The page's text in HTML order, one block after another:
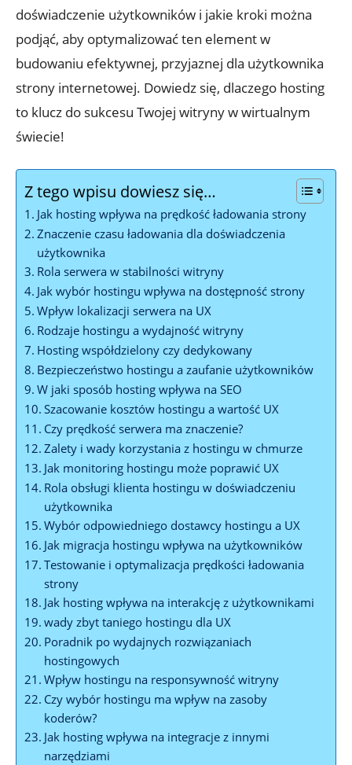
doświadczenie użytkowników i jakie kroki można
podjąć, aby optymalizować ten element w
budowaniu efektywnej, przyjaznej dla użytkownika
strony internetowej. Dowiedz się, dlaczego hosting
to klucz do sukcesu Twojej witryny w wirtualnym
świecie!
Z tego wpisu dowiesz się…
Jak hosting wpływa na prędkość ładowania strony
Znaczenie czasu ładowania dla doświadczenia
użytkownika
Rola serwera w stabilności witryny
Jak wybór hostingu wpływa na dostępność strony
Wpływ lokalizacji serwera na UX
Rodzaje hostingu a wydajność witryny
Hosting współdzielony czy dedykowany
Bezpieczeństwo hostingu a zaufanie użytkowników
W jaki sposób hosting wpływa na SEO
Szacowanie kosztów hostingu a wartość UX
Czy prędkość serwera ma znaczenie?
Zalety i wady korzystania z hostingu w chmurze
Jak monitoring hostingu może poprawić UX
Rola obsługi klienta hostingu w doświadczeniu
użytkownika
Wybór odpowiedniego dostawcy hostingu a UX
Jak migracja hostingu wpływa na użytkowników
Testowanie i optymalizacja prędkości ładowania
strony
Jak hosting wpływa na interakcję z użytkownikami
wady zbyt taniego hostingu dla UX
Poradnik po wydajnych rozwiązaniach
hostingowych
Wpływ hostingu na responsywność witryny
Czy wybór hostingu ma wpływ na zasoby
koderów?
Jak hosting wpływa na integracje z innymi
narzędziami